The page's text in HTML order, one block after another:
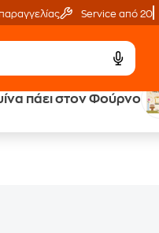
παραγγελίας Service από 20'
πάει στον Φούρνο
Έλα στον κόσμο